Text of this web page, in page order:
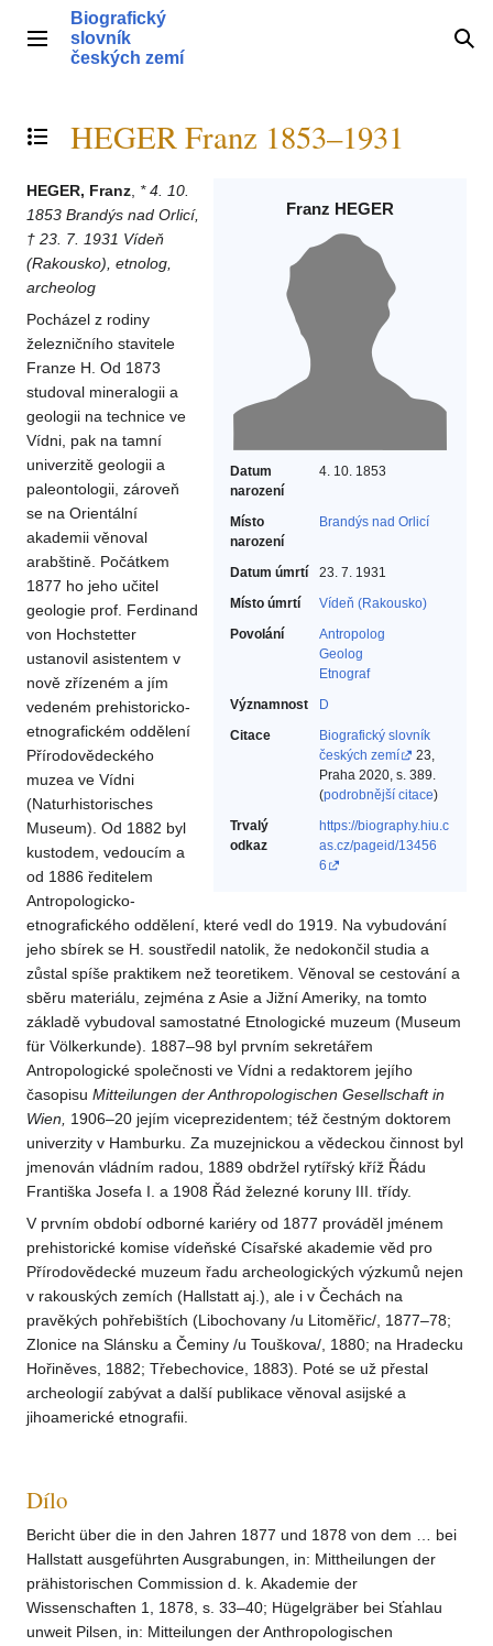
obsahHlavní menu
Biografický
slovník
českých zemí
Přepnout obsah
HEGER Franz 1853–1931
Franz HEGER
Datum
narození
4. 10. 1853
Místo
narození
Brandýs nad Orlicí
Datum úmrtí
23. 7. 1931
Místo úmrtí
Vídeň (Rakousko)
Povolání
Antropolog‎
Geolog‎
Etnograf‎
Významnost
D
Citace
Biografický slovník
českých zemí
23,
Praha 2020, s. 389.
(podrobnější citace)
Trvalý
odkaz
https://biography.hiu.c
as.cz/pageid/13456
6
HEGER, Franz * 4. 10.
1853 Brandýs nad Orlicí,
† 23. 7. 1931 Vídeň
(Rakousko), etnolog,
archeolog
Pocházel z rodiny
železničního stavitele
Franze H. Od 1873
studoval mineralogii a
geologii na technice ve
Vídni, pak na tamní
univerzitě geologii a
paleontologii, zároveň
se na Orientální
akademii věnoval
arabštině. Počátkem
1877 ho jeho učitel
geologie prof. Ferdinand
von Hochstetter
ustanovil asistentem v
nově zřízeném a jím
vedeném prehistoricko-
etnografickém oddělení
Přírodovědeckého
muzea ve Vídni
(Naturhistorisches
Museum). Od 1882 byl
kustodem, vedoucím a
od 1886 ředitelem
Antropologicko-
etnografického oddělení, které vedl do 1919. Na vybudování
jeho sbírek se H. soustředil natolik, že nedokončil studia a
zůstal spíše praktikem než teoretikem. Věnoval se cestování a
sběru materiálu, zejména z Asie a Jižní Ameriky, na tomto
základě vybudoval samostatné Etnologické muzeum (Museum
für Völkerkunde). 1887–98 byl prvním sekretářem
Antropologické společnosti ve Vídni a redaktorem jejího
časopisu Mitteilungen der Anthropologischen Gesellschaft in
Wien,
1906–20 jejím viceprezidentem; též čestným doktorem
univerzity v Hamburku. Za muzejnickou a vědeckou činnost byl
jmenován vládním radou, 1889 obdržel rytířský kříž Řádu
Františka Josefa I. a 1908 Řád železné koruny III. třídy.
V prvním období odborné kariéry od 1877 prováděl jménem
prehistorické komise vídeňské Císařské akademie věd pro
Přírodovědecké muzeum řadu archeologických výzkumů nejen
v rakouských zemích (Hallstatt aj.), ale i v Čechách na
pravěkých pohřebištích (Libochovany /u Litoměřic/, 1877–78;
Zlonice na Slánsku a Čeminy /u Touškova/, 1880; na Hradecku
Hořiněves, 1882; Třebechovice, 1883). Poté se už přestal
archeologií zabývat a další publikace věnoval asijské a
jihoamerické etnografii.
Dílo
Bericht über die in den Jahren 1877 und 1878 von dem … bei
Hallstatt ausgeführten Ausgrabungen, in: Mittheilungen der
prähistorischen Commission d. k. Akademie der
Wissenschaften 1, 1878, s. 33–40; Hügelgräber bei Sťahlau
unweit Pilsen, in: Mitteilungen der Anthropologischen